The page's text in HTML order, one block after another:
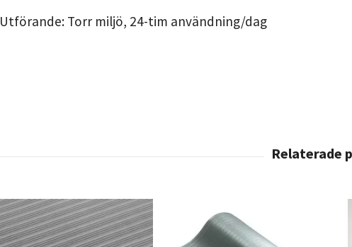
Utförande: Torr miljö, 24-tim användning/dag